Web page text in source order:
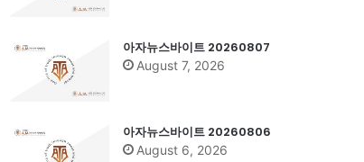
아자뉴스바이트 20260807
August 7, 2026
아자뉴스바이트 20260806
August 6, 2026